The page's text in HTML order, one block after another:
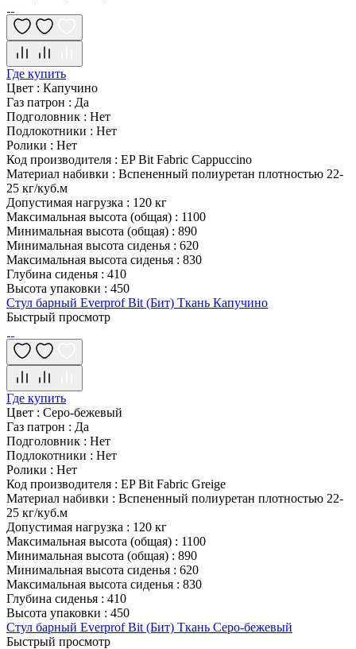
Где купить
Цвет : Капучино
Газ патрон : Да
Подголовник : Нет
Подлокотники : Нет
Ролики : Нет
Код производителя : EP Bit Fabric Cappuccino
Материал набивки : Вспененный полиуретан плотностью 22-
25 кг/куб.м
Допустимая нагрузка : 120 кг
Максимальная высота (общая) : 1100
Минимальная высота (общая) : 890
Минимальная высота сиденья : 620
Максимальная высота сиденья : 830
Глубина сиденья : 410
Высота упаковки : 450
Стул барный Everprof Bit (Бит) Ткань Капучино
Быстрый просмотр
Где купить
Цвет : Серо-бежевый
Газ патрон : Да
Подголовник : Нет
Подлокотники : Нет
Ролики : Нет
Код производителя : EP Bit Fabric Greige
Материал набивки : Вспененный полиуретан плотностью 22-
25 кг/куб.м
Допустимая нагрузка : 120 кг
Максимальная высота (общая) : 1100
Минимальная высота (общая) : 890
Минимальная высота сиденья : 620
Максимальная высота сиденья : 830
Глубина сиденья : 410
Высота упаковки : 450
Стул барный Everprof Bit (Бит) Ткань Серо-бежевый
Быстрый просмотр